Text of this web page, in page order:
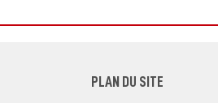
PLAN DU SITE